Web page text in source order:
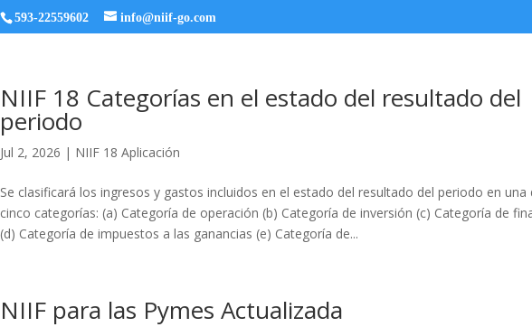
593-22559602 info@niif-go.com
NIIF 18 Categorías en el estado del resultado del
periodo
Jul 2, 2026 | NIIF 18 Aplicación
Se clasificará los ingresos y gastos incluidos en el estado del resultado del periodo en una
cinco categorías: (a) Categoría de operación (b) Categoría de inversión (c) Categoría de
(d) Categoría de impuestos a las ganancias (e) Categoría de...
NIIF para las Pymes Actualizada